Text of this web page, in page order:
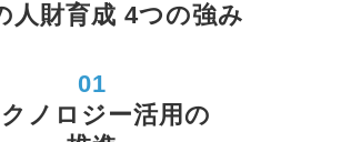
人財育成 4つの強み
01
ノロジー活用の